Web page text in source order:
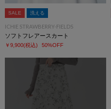
SALE 洗える
ICHIE STRAWBERRY-FIELDS
ソフトフレアースカート
￥9,900(税込) 50%OFF